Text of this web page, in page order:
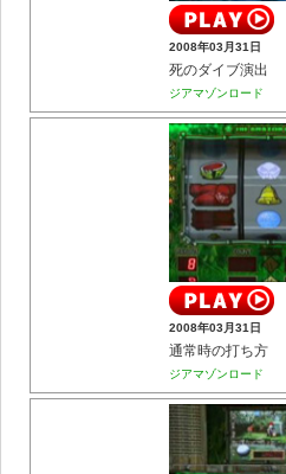
2008年03月31日
死のダイブ演出
ジアマゾンロード
2008年03月31日
通常時の打ち方
ジアマゾンロード